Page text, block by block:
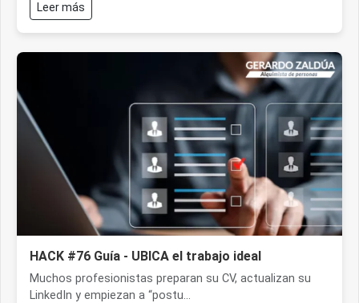
Leer más
HACK #76 Guía - UBICA el trabajo ideal
Muchos profesionistas preparan su CV, actualizan su
LinkedIn y empiezan a “postu...